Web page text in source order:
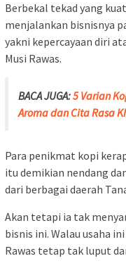
Berbekal tekad yang
menjalankan bisnisnya
yakni kepercayaan diri
Musi Rawas.
BACA JUGA:5 Varian
Aroma dan Cita Rasa
Para penikmat kopi
itu demikian nendang
dari berbagai daerah
Akan tetapi ia tak
bisnis ini. Walau usaha
Rawas tetap tak luput